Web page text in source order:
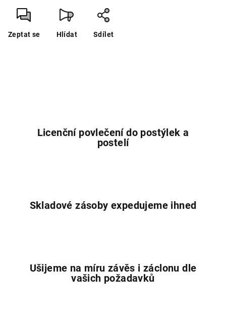
Zeptat se Hlídat Sdílet
Licenční povlečení do postýlek a
postelí
Skladové zásoby expedujeme ihned
Ušijeme na míru závěs i záclonu dle
vašich požadavků